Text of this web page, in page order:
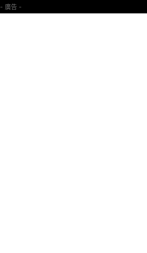
- 廣告 -